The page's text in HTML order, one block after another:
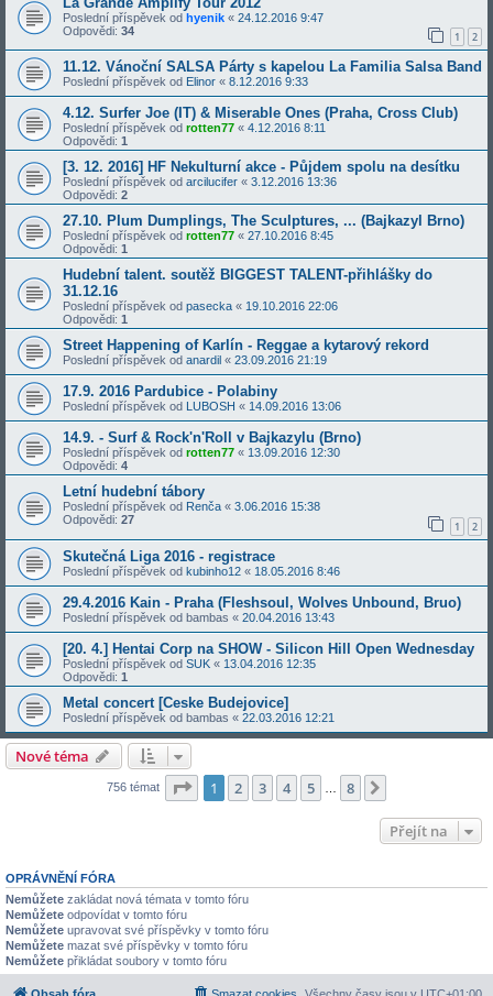
Poslední příspěvek od hyenik « 24.12.2016 9:47
Odpovědi: 34 1 2
11.12. Vánoční SALSA Párty s kapelou La Familia Salsa Band
Poslední příspěvek od Elinor « 8.12.2016 9:33
4.12. Surfer Joe (IT) & Miserable Ones (Praha, Cross Club)
Poslední příspěvek od rotten77 « 4.12.2016 8:11
Odpovědi: 1
[3. 12. 2016] HF Nekulturní akce - Půjdem spolu na desítku
Poslední příspěvek od arcilucifer « 3.12.2016 13:36
Odpovědi: 2
27.10. Plum Dumplings, The Sculptures, ... (Bajkazyl Brno)
Poslední příspěvek od rotten77 « 27.10.2016 8:45
Odpovědi: 1
Hudební talent. soutěž BIGGEST TALENT-přihlášky do
31.12.16
Poslední příspěvek od pasecka « 19.10.2016 22:06
Odpovědi: 1
Street Happening of Karlín - Reggae a kytarový rekord
Poslední příspěvek od anardil « 23.09.2016 21:19
17.9. 2016 Pardubice - Polabiny
Poslední příspěvek od LUBOSH « 14.09.2016 13:06
14.9. - Surf & Rock'n'Roll v Bajkazylu (Brno)
Poslední příspěvek od rotten77 « 13.09.2016 12:30
Odpovědi: 4
Letní hudební tábory
Poslední příspěvek od Renča « 3.06.2016 15:38
Odpovědi: 27 1 2
Skutečná Liga 2016 - registrace
Poslední příspěvek od kubinho12 « 18.05.2016 8:46
29.4.2016 Kain - Praha (Fleshsoul, Wolves Unbound, Bruo)
Poslední příspěvek od bambas « 20.04.2016 13:43
[20. 4.] Hentai Corp na SHOW - Silicon Hill Open Wednesday
Poslední příspěvek od SUK « 13.04.2016 12:35
Odpovědi: 1
Metal concert [Ceske Budejovice]
Poslední příspěvek od bambas « 22.03.2016 12:21
Nové téma
756 témat Stránka z
1 2 3 4 5 8
Přejít na
OPRÁVNĚNÍ FÓRA
Nemůžete zakládat nová témata v tomto fóru
Nemůžete odpovídat v tomto fóru
Nemůžete upravovat své příspěvky v tomto fóru
Nemůžete mazat své příspěvky v tomto fóru
Nemůžete přikládat soubory v tomto fóru